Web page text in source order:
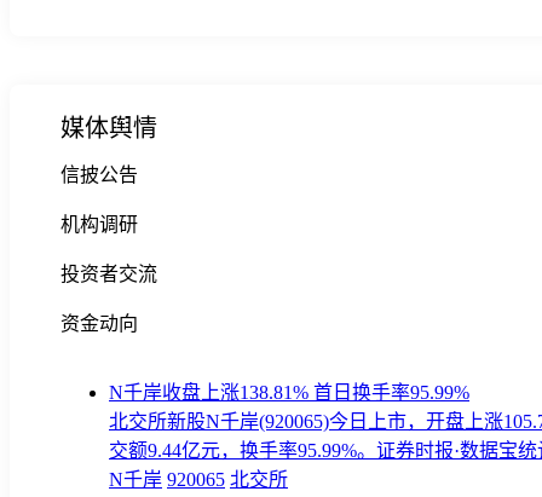
媒体舆情
信披公告
机构调研
投资者交流
资金动向
N千岸收盘上涨138.81% 首日换手率95.99%
北交所新股N千岸(920065)今日上市，开盘上涨
交额9.44亿元，换手率95.99%。证券时报·数据宝
N千岸 920065 北交所